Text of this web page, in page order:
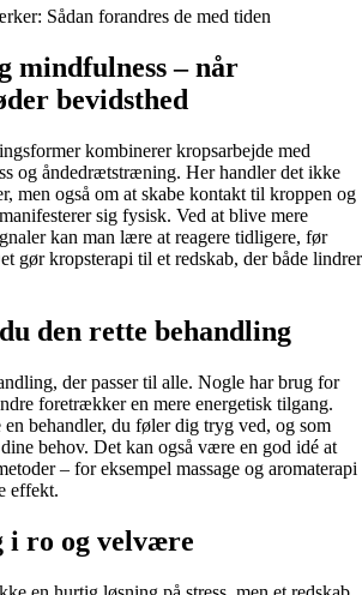
Sådan forandres de med tiden
mindfulness – når
bevidsthed
kombinerer kropsarbejde med
og åndedrætstræning. Her handler det ikke
men også om at skabe kontakt til kroppen og
sig fysisk. Ved at blive mere
kan man lære at reagere tidligere, før
gør kropsterapi til et redskab, der både lindrer
den rette behandling
der passer til alle. Nogle har brug for
foretrækker en mere energetisk tilgang.
behandler, du føler dig tryg ved, og som
behov. Det kan også være en god idé at
– for eksempel massage og aromaterapi
effekt.
i ro og velvære